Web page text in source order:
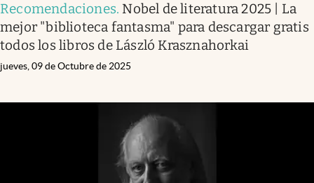
Recomendaciones. Nobel de literatura 2025 | La
mejor "biblioteca fantasma" para descargar gratis
todos los libros de László Krasznahorkai
jueves, 09 de Octubre de 2025